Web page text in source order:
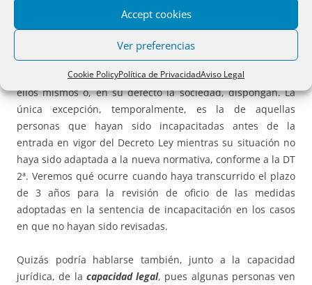
Accept cookies
Ver preferencias
Cookie PolicyPolítica de PrivacidadAviso Legal
posibilidad de realizar, por si mismos, todos los actos de la
vida civil, sin más limitaciones que las que resultan de su
edad y de las dificultades que puedan encontrar en su
efectivo ejercicio y que no puedan superar con las medidas
de apoyo y los medios de expresión que precisen y que
ellos mismos o, en su defecto la sociedad, dispongan. La
única excepción, temporalmente, es la de aquellas
personas que hayan sido incapacitadas antes de la
entrada en vigor del Decreto Ley mientras su situación no
haya sido adaptada a la nueva normativa, conforme a la DT
2ª. Veremos qué ocurre cuando haya transcurrido el plazo
de 3 años para la revisión de oficio de las medidas
adoptadas en la sentencia de incapacitación en los casos
en que no hayan sido revisadas.
Quizás podría hablarse también, junto a la capacidad
jurídica, de la capacidad legal, pues algunas personas ven